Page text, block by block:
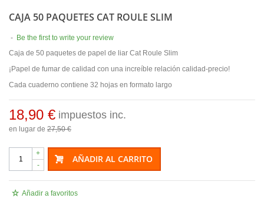
CAJA 50 PAQUETES CAT ROULE SLIM
- Be the first to write your review
Caja de 50 paquetes de papel de liar Cat Roule Slim
¡Papel de fumar de calidad con una increíble relación calidad-precio!
Cada cuaderno contiene 32 hojas en formato largo
18,90 € impuestos inc.
en lugar de 27,50 €
-
+ AÑADIR AL CARRITO
Añadir a favoritos